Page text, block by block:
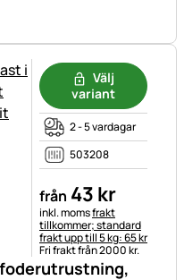
Välj
variant
2 - 5 vardagar
503208
från 43 kr
Skatteinformation:
inkl. momsfrakt
tillkommer; standard
frakt upp till 5 kg: 65 kr
Fri frakt från 2000 kr.